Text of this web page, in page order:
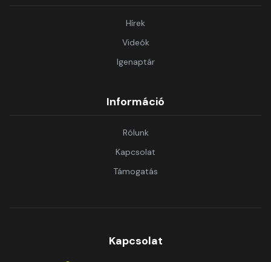
Hírek
Videók
Igenaptár
Információ
Rólunk
Kapcsolat
Támogatás
Kapcsolat